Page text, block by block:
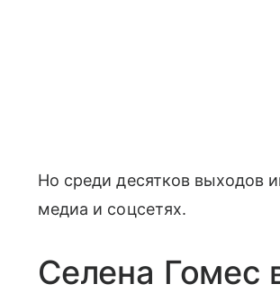
Но среди десятков выходов
медиа и соцсетях.
Селена Гомес